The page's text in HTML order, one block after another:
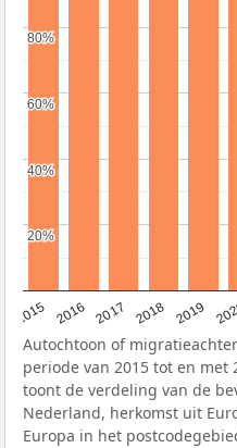
2015 2016 2017 2018 2019
20%
20%
40%
40%
60%
60%
80%
80%
Autochtoon of
periode van 2015 tot en met
toont de verdeling van de
Nederland, herkomst uit
Europa in het